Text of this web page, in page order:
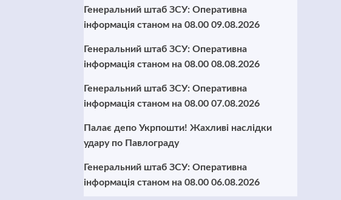
Генеральний штаб ЗСУ: Оперативна
інформація станом на 08.00 09.08.2026
Генеральний штаб ЗСУ: Оперативна
інформація станом на 08.00 08.08.2026
Генеральний штаб ЗСУ: Оперативна
інформація станом на 08.00 07.08.2026
Палає депо Укрпошти! Жахливі наслідки
удару по Павлограду
Генеральний штаб ЗСУ: Оперативна
інформація станом на 08.00 06.08.2026